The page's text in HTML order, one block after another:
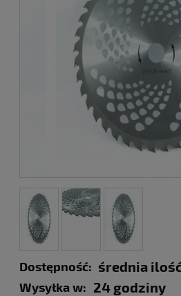
Dostępność: średnia
Wysyłka w: 24 godziny